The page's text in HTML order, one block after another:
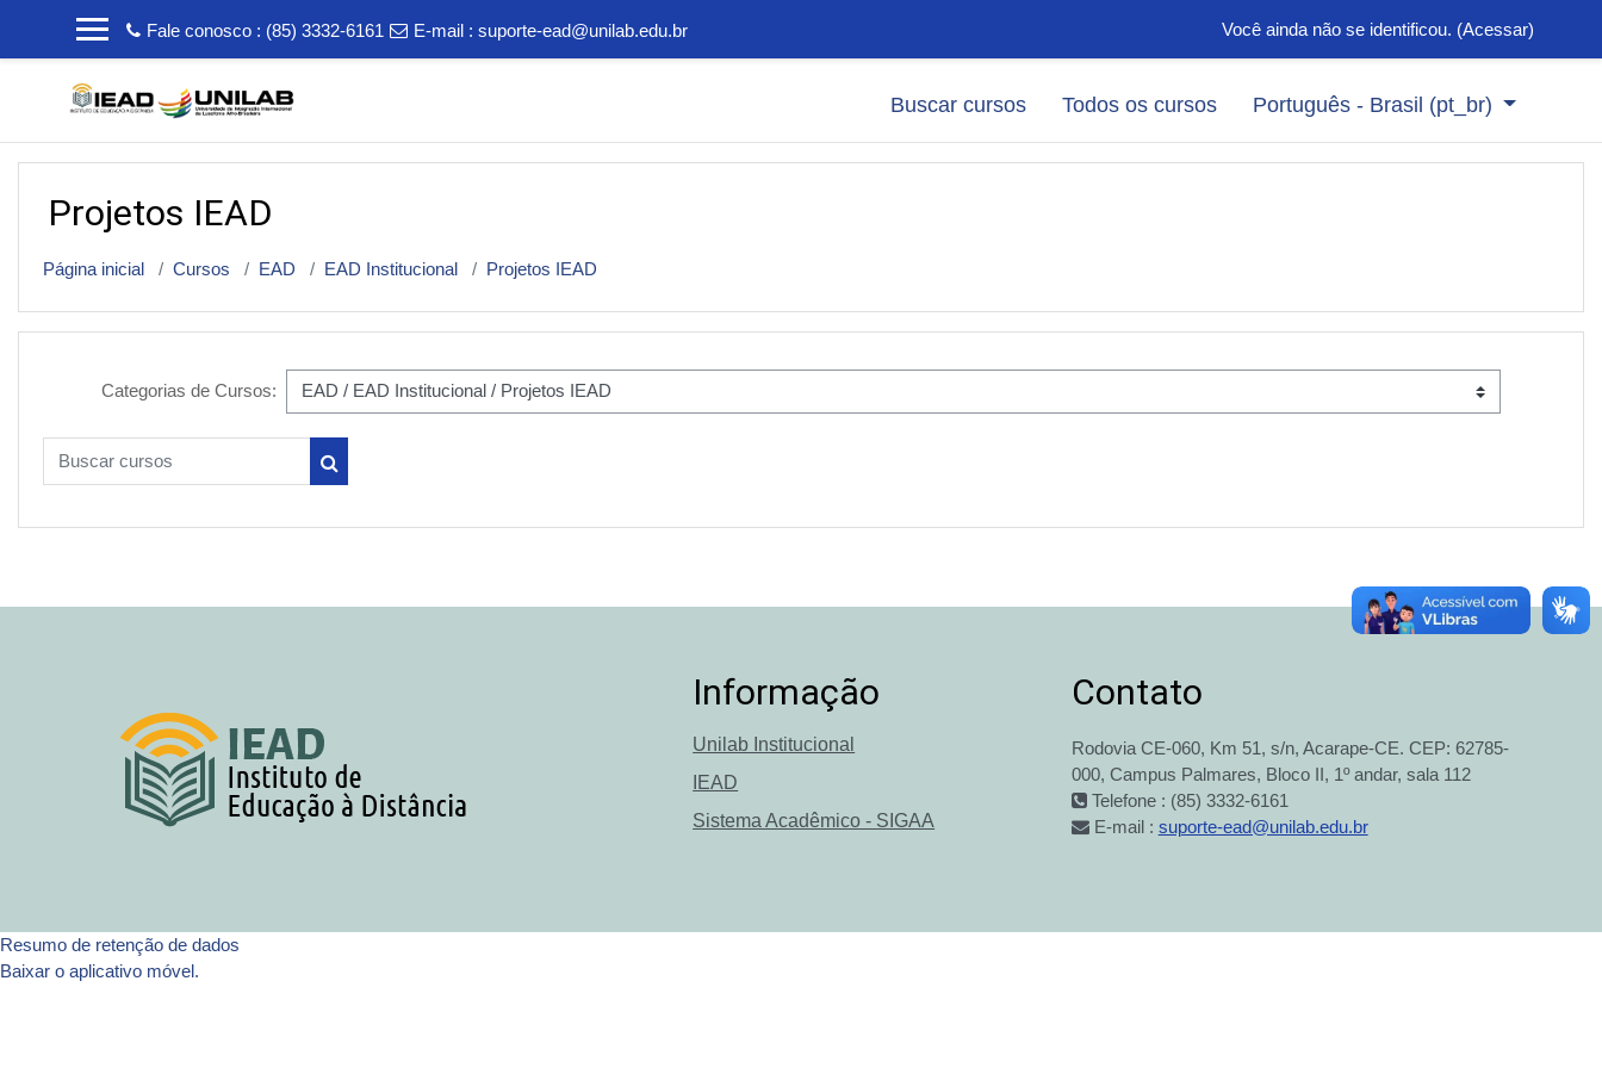
Fale conosco : (85) 3332-6161
E-mail : suporte-ead@unilab.edu.br Você ainda não se identificou. (Acessar)
Buscar cursos Todos os cursos Português - Brasil ‎(pt_br)‎
Projetos IEAD
Página inicial Cursos EAD EAD Institucional Projetos IEAD
Categorias de Cursos:
Buscar cursos
Informação
Unilab Institucional
IEAD
Sistema Acadêmico - SIGAA
Contato
Rodovia CE-060, Km 51, s/n, Acarape-CE. CEP: 62785-
000, Campus Palmares, Bloco II, 1º andar, sala 112
Telefone : (85) 3332-6161
E-mail : suporte-ead@unilab.edu.br
Resumo de retenção de dados
Baixar o aplicativo móvel.